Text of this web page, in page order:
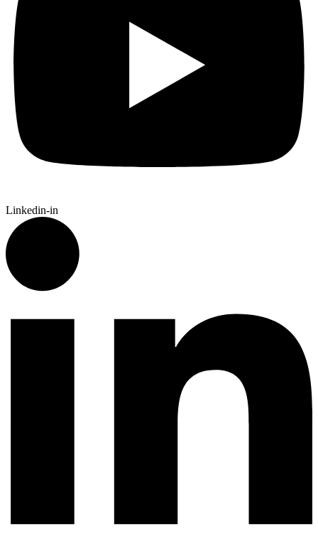
Linkedin-in